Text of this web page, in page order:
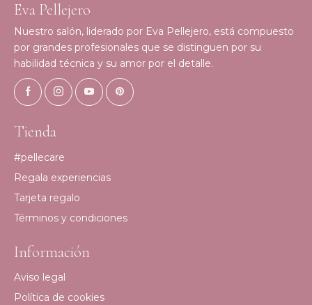
Eva Pellejero
Nuestro salón, liderado por Eva Pellejero, está compuesto
por grandes profesionales que se distinguen por su
habilidad técnica y su amor por el detalle.
Tienda
#pellecare
Regala experiencias
Tarjeta regalo
Términos y condiciones
Información
Aviso legal
Política de cookies